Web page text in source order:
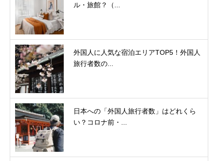
ル・旅館？（...
外国人に人気な宿泊エリアTOP5！外国人
旅行者数の...
日本への「外国人旅行者数」はどれくら
い？コロナ前・...